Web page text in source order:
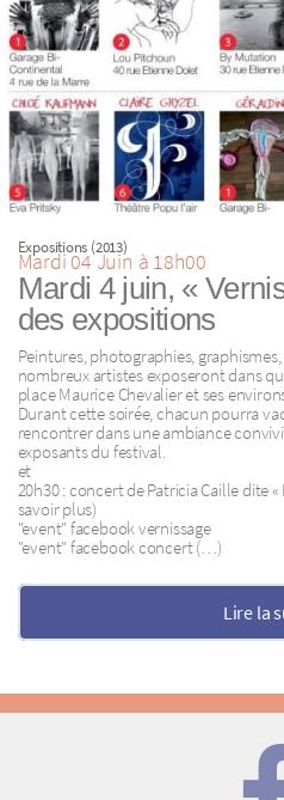
Expositions (2013)
Mardi 04 Juin à 18h00
Mardi 4 juin, «
des expositions
Peintures, photographies,
nombreux artistes exposeront dans
place Maurice Chevalier et ses
Durant cette soirée, chacun pourra
rencontrer dans une ambiance
exposants du festival.
et
20h30 : concert de Patricia Caille dite
savoir plus)
"event" facebook vernissage
"event" facebook concert (…)
Lire la